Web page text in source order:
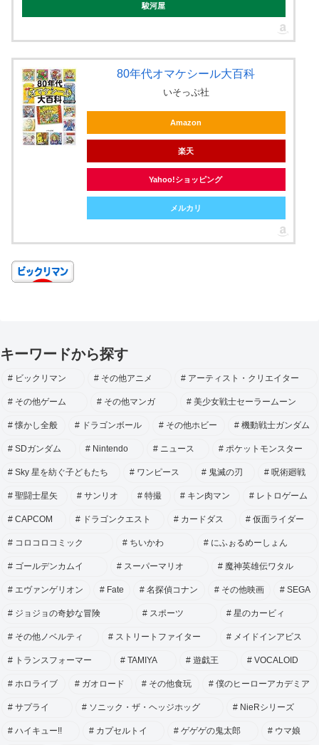
駿河屋
80年代オマケシール大百科
いそっぷ社
Amazon
楽天
Yahoo!ショッピング
メルカリ
キーワードから探す
ビックリマン その他アニメ アーティスト・クリエイター
その他ゲーム その他マンガ 美少女戦士セーラームーン
懐かし全般 ドラゴンボール その他ホビー 機動戦士ガンダム
SDガンダム Nintendo ニュース ポケットモンスター
Sky 星を紡ぐ子どもたち ワンピース 鬼滅の刃 呪術廻戦
聖闘士星矢 サンリオ 特撮 キン肉マン レトロゲーム
CAPCOM ドラゴンクエスト カードダス 仮面ライダー
コロコロコミック ちいかわ にふぉるめーしょん
ゴールデンカムイ スーパーマリオ 魔神英雄伝ワタル
エヴァンゲリオン Fate 名探偵コナン その他映画 SEGA
ジョジョの奇妙な冒険 スポーツ 星のカービィ
その他ノベルティ ストリートファイター メイドインアビス
トランスフォーマー TAMIYA 遊戯王 VOCALOID
ホロライブ ガオロード その他食玩 僕のヒーローアカデミア
サプライ ソニック・ザ・ヘッジホッグ NieRシリーズ
ハイキュー!! カプセルトイ ゲゲゲの鬼太郎 ウマ娘